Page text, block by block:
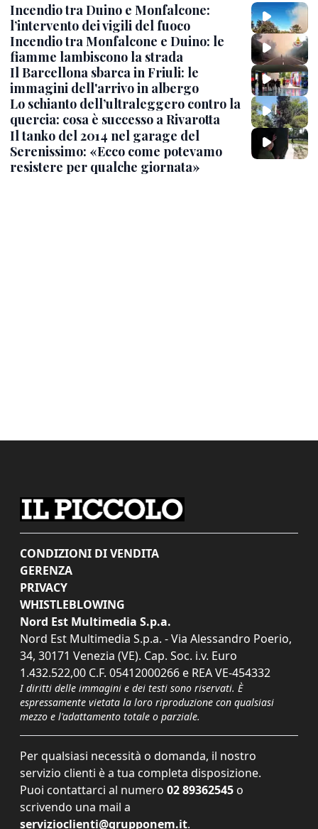
Incendio tra Duino e Monfalcone:
l’intervento dei vigili del fuoco
Incendio tra Monfalcone e Duino: le
fiamme lambiscono la strada
Il Barcellona sbarca in Friuli: le
immagini dell'arrivo in albergo
Lo schianto dell’ultraleggero contro la
quercia: cosa è successo a Rivarotta
Il tanko del 2014 nel garage del
Serenissimo: «Ecco come potevamo
resistere per qualche giornata»
CONDIZIONI DI VENDITA
GERENZA
PRIVACY
WHISTLEBLOWING
Nord Est Multimedia S.p.a.
Nord Est Multimedia S.p.a. - Via Alessandro Poerio,
34, 30171 Venezia (VE). Cap. Soc. i.v. Euro
1.432.522,00 C.F. 05412000266 e REA VE-454332
I diritti delle immagini e dei testi sono riservati. È
espressamente vietata la loro riproduzione con qualsiasi
mezzo e l'adattamento totale o parziale.
Per qualsiasi necessità o domanda, il nostro
servizio clienti è a tua completa disposizione.
Puoi contattarci al numero 02 89362545 o
scrivendo una mail a
servizioclienti@grupponem.it.